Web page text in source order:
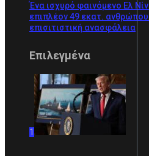
Ένα ισχυρό φαινόμενο Ελ
επιπλέον 49 εκατ.
επισιτιστική ανασφάλεια
Επιλεγμένα
1